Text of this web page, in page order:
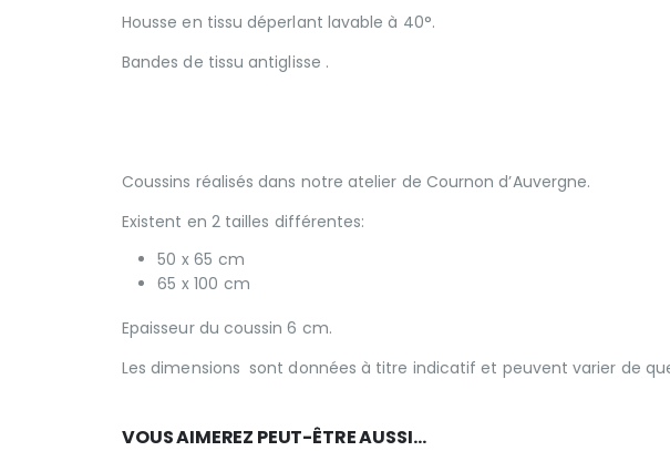
Housse en tissu déperlant lavable à 40°.
Bandes de tissu antiglisse .
Coussins réalisés dans notre atelier de Cournon d’Auvergne.
Existent en 2 tailles différentes:
50 x 65 cm
65 x 100 cm
Epaisseur du coussin 6 cm.
Les dimensions sont données à titre indicatif et peuvent varier de
VOUS AIMEREZ PEUT-ÊTRE AUSSI…